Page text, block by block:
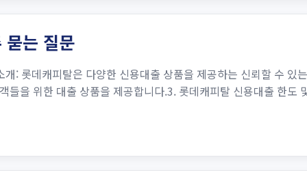
묻는 질문
: 롯데캐피탈은 다양한 신용대출 상품을 제공하는 신뢰할 수 있
들을 위한 대출 상품을 제공합니다.3. 롯데캐피탈 신용대출 한도